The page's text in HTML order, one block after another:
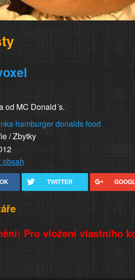
od MC Donald´s.
hamburgerdonaldsfood
/ Zbytky
obsah
TWITTER
Pro vložení vlastního